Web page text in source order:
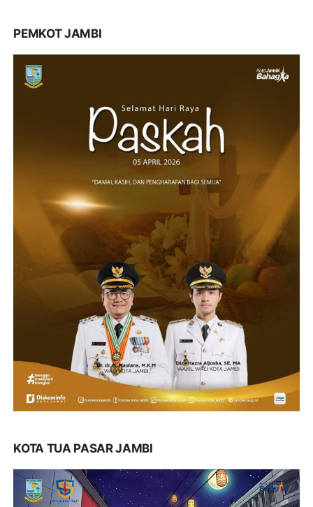
PEMKOT JAMBI
KOTA TUA PASAR JAMBI